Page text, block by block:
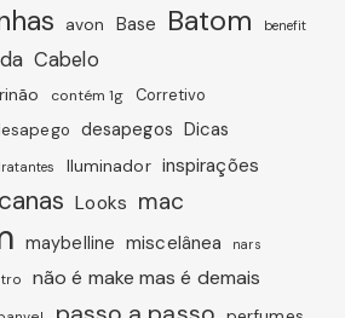
avon Base Batom benefit
Cabelo
contém 1g Corretivo
desapegos Dicas
Iluminador inspirações
Looks mac
maybelline miscelânea nars
não é make mas é demais